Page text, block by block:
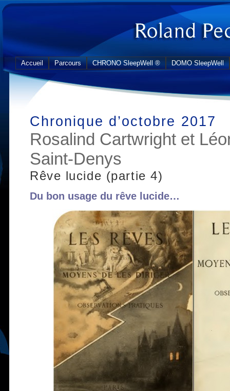
Accueil Parcours CHRONO SleepWell ® DOMO SleepWell
Chronique d’octobre 2017
Rosalind Cartwright et
Saint-Denys
Rêve lucide (partie 4)
Du bon usage du rêve lucide…